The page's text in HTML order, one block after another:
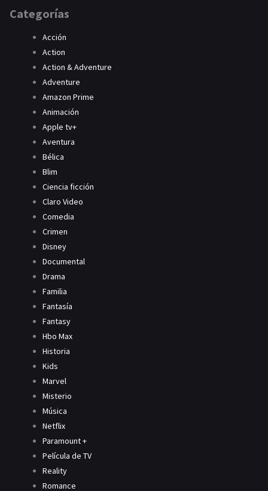
Categorías
Acción
Action
Action & Adventure
Adventure
Amazon Prime
Animación
Apple tv+
Aventura
Bélica
Blim
Ciencia ficción
Claro Video
Comedia
Crimen
Disney
Documental
Drama
Familia
Fantasía
Fantasy
Hbo Max
Historia
Kids
Marvel
Misterio
Música
Netflix
Paramount +
Película de TV
Reality
Romance